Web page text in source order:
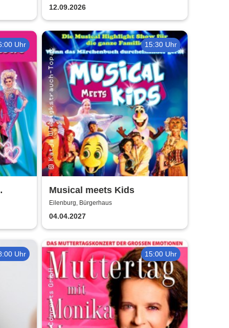
ABBA
12.09.2026
Uhr 15:30 Uhr
Musical meets Kids
Eilenburg, Bürgerhaus
04.04.2027
Uhr 15:00 Uhr